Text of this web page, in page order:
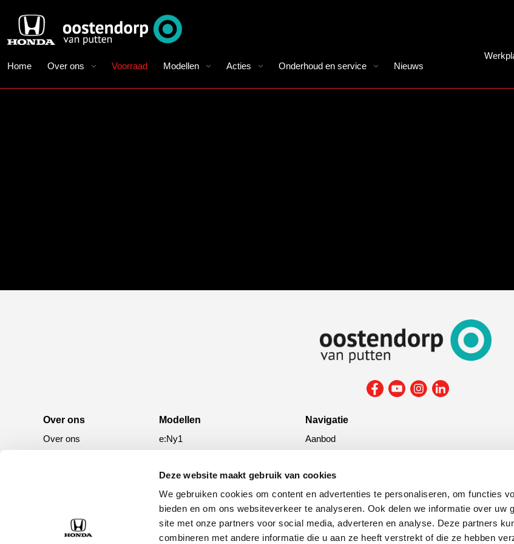
Deze website maakt gebruik van cookies
We gebruiken cookies om content en advertenties te personaliseren, om functies
bieden en om ons websiteverkeer te analyseren. Ook delen we informatie over uw
site met onze partners voor social media, adverteren en analyse. Deze partners
combineren met andere informatie die u aan ze heeft verstrekt of die ze hebben
Home Over ons Voorraad Modellen Acties Onderhoud en service Nieuws
Over ons
Over ons
Modellen
e:Ny1
CR-V e:HEV &
e:PHEV
HR-V e:HEV
Civic e:HEV
Jazz e:HEV
Navigatie
Aanbod
Verzekering